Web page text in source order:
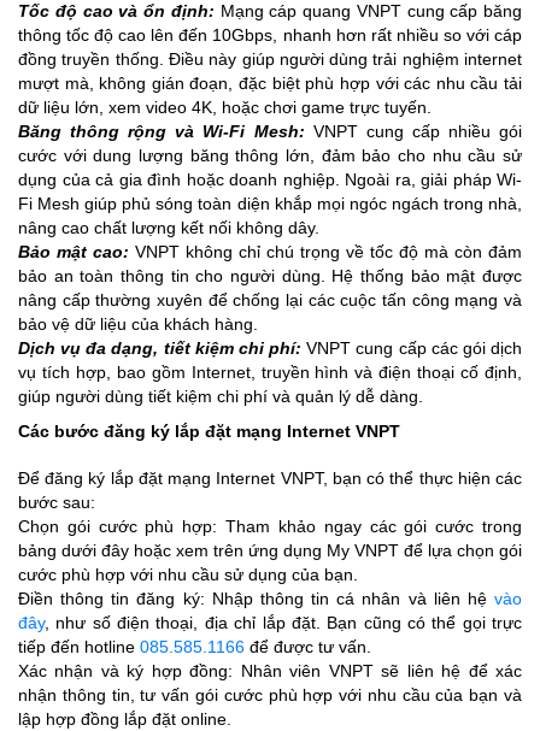
Tốc độ cao và ổn định: Mạng cáp quang VNPT cung cấp băng
thông tốc độ cao lên đến 10Gbps, nhanh hơn rất nhiều so với cáp
đồng truyền thống. Điều này giúp người dùng trải nghiệm internet
mượt mà, không gián đoạn, đặc biệt phù hợp với các nhu cầu tải
dữ liệu lớn, xem video 4K, hoặc chơi game trực tuyến.
Băng thông rộng và Wi-Fi Mesh: VNPT cung cấp nhiều gói
cước với dung lượng băng thông lớn, đảm bảo cho nhu cầu sử
dụng của cả gia đình hoặc doanh nghiệp. Ngoài ra, giải pháp Wi-
Fi Mesh giúp phủ sóng toàn diện khắp mọi ngóc ngách trong nhà,
nâng cao chất lượng kết nối không dây.
Bảo mật cao: VNPT không chỉ chú trọng về tốc độ mà còn đảm
bảo an toàn thông tin cho người dùng. Hệ thống bảo mật được
nâng cấp thường xuyên để chống lại các cuộc tấn công mạng và
bảo vệ dữ liệu của khách hàng.
Dịch vụ đa dạng, tiết kiệm chi phí: VNPT cung cấp các gói dịch
vụ tích hợp, bao gồm Internet, truyền hình và điện thoại cố định,
giúp người dùng tiết kiệm chi phí và quản lý dễ dàng.
Các bước đăng ký lắp đặt mạng Internet VNPT
Để đăng ký lắp đặt mạng Internet VNPT, bạn có thể thực hiện các
bước sau:
Chọn gói cước phù hợp: Tham khảo ngay các gói cước trong
bảng dưới đây hoặc xem trên ứng dụng My VNPT để lựa chọn gói
cước phù hợp với nhu cầu sử dụng của bạn.
Điền thông tin đăng ký: Nhập thông tin cá nhân và liên hệ vào
đây, như số điện thoại, địa chỉ lắp đặt. Bạn cũng có thể gọi trực
tiếp đến hotline 085.585.1166 để được tư vấn.
Xác nhận và ký hợp đồng: Nhân viên VNPT sẽ liên hệ để xác
nhận thông tin, tư vấn gói cước phù hợp với nhu cầu của bạn và
lập hợp đồng lắp đặt online.